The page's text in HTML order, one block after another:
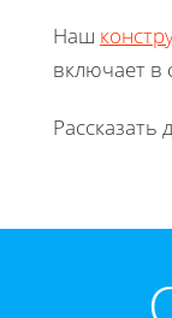
Наш
включает в
Рассказать